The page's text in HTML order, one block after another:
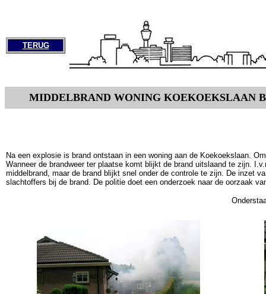
TERUG
MIDDELBRAND WONING KOEKOEKSLAAN
Na een explosie is brand ontstaan in een woning aan de Koekoekslaan.
Wanneer de brandweer ter plaatse komt blijkt de brand uitslaand te zijn.
middelbrand, maar de brand blijkt snel onder de controle te zijn. De inzet
slachtoffers bij de brand. De politie doet een onderzoek naar de oorzaak